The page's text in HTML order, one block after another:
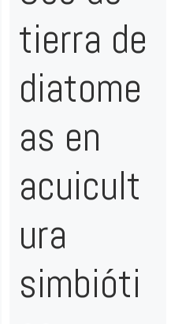
tierra de
diatome
as en
acuicult
ura
simbióti